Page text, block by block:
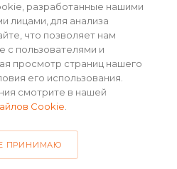
• Не является публичной
• 2026 г.
разработанные нашими
лицами, для анализа
что позволяет нам
с пользователями и
просмотр страниц нашего
его использования.
смотрите в нашей
Cookie
ПРИНИМАЮ